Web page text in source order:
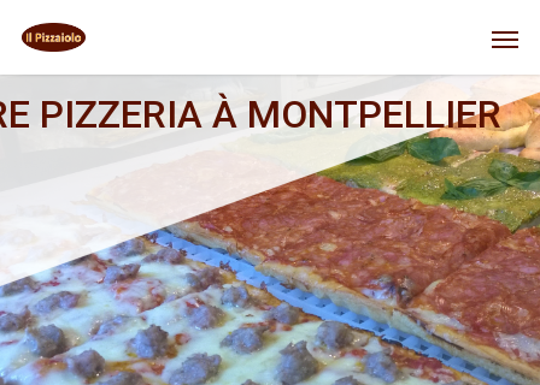
PIZZERIA À MONTPELLIER